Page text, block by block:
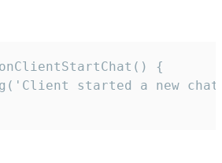
{
started a new